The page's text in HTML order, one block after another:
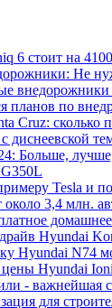
6 стоит на
Не
планов по
Cruz: сколько
Больше,
Tesla и
3,4 млн.
Hyundai
Hyundai N74
Hyundai
- важнейшая
для